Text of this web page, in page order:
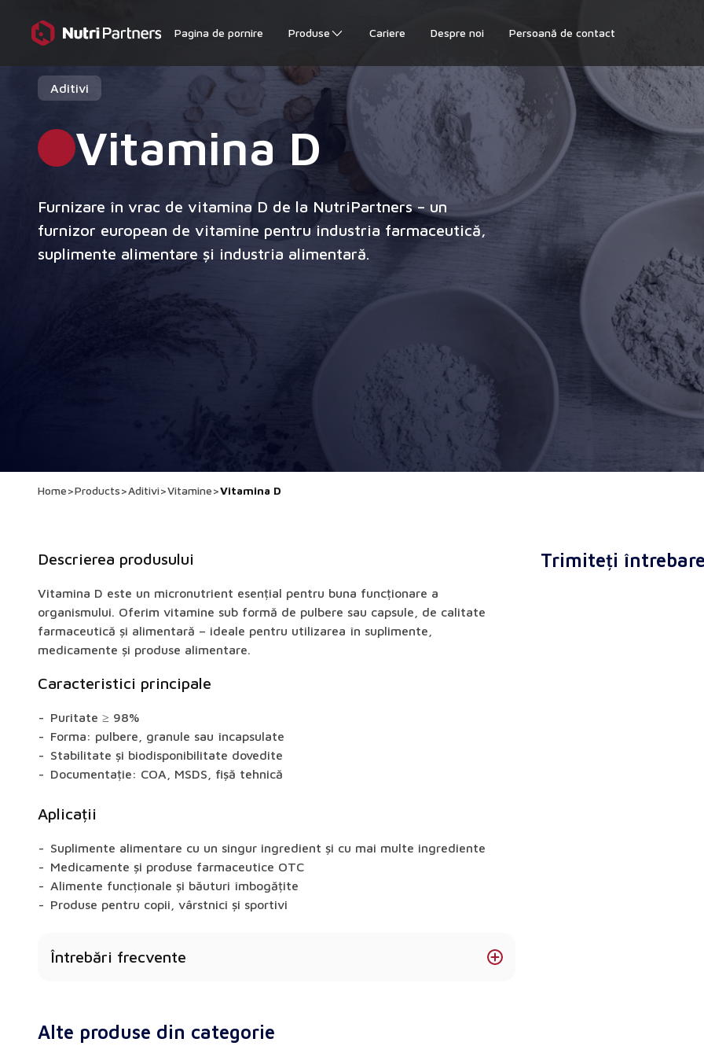
Pagina de pornire Produse Cariere Despre noi Persoană de contact
Aditivi
Vitamina D
Furnizare în vrac de vitamina D de la NutriPartners – un
furnizor european de vitamine pentru industria farmaceutică,
suplimente alimentare și industria alimentară.
Home>Products>Aditivi>Vitamine>Vitamina D
Descrierea produsului
Vitamina D este un micronutrient esențial pentru buna funcționare a
organismului. Oferim vitamine sub formă de pulbere sau capsule, de calitate
farmaceutică și alimentară – ideale pentru utilizarea în suplimente,
medicamente și produse alimentare.
Caracteristici principale
Puritate ≥ 98%
Forma: pulbere, granule sau încapsulate
Stabilitate și biodisponibilitate dovedite
Documentație: COA, MSDS, fișă tehnică
Aplicații
Suplimente alimentare cu un singur ingredient și cu mai multe ingrediente
Medicamente și produse farmaceutice OTC
Alimente funcționale și băuturi îmbogățite
Produse pentru copii, vârstnici și sportivi
Întrebări frecvente
microîncapsulate.
Trimiteți
Alte produse din categorie